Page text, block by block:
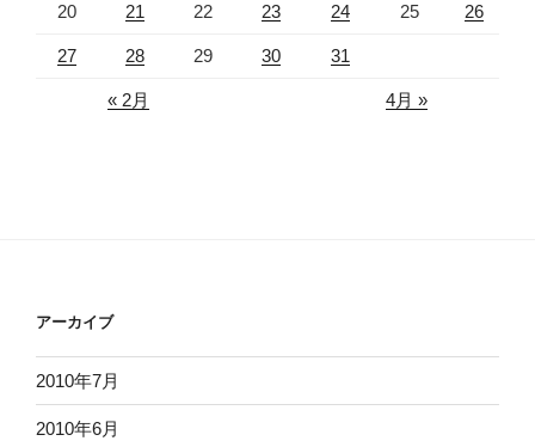
20 21 22 23 24 25 26
27 28 29 30 31
« 2月 4月 »
アーカイブ
2010年7月
2010年6月